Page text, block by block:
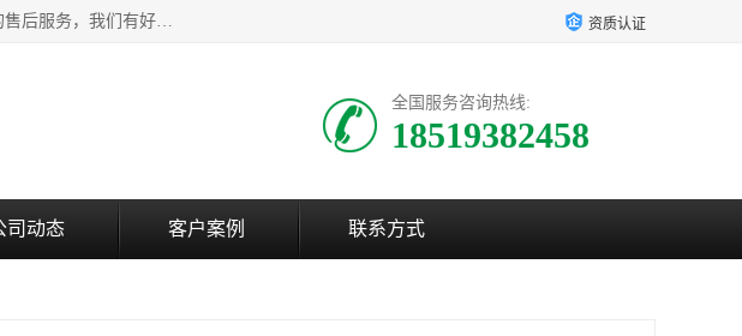
北京企铭星科技有限公司主要经营国家局疑难核名服务。我们始终为客户提供好的产品和技术支持、健全的售后服务，我们有好的产品和专业的销售和技术团队，我公司属于北京企业管理及投资咨询黄页行业，如果您对我公司的产品服务有兴趣，期待您在线留言或者来电咨询。 资质认证
全国服务咨询热线:
18519382458
司动态 客户案例 联系方式